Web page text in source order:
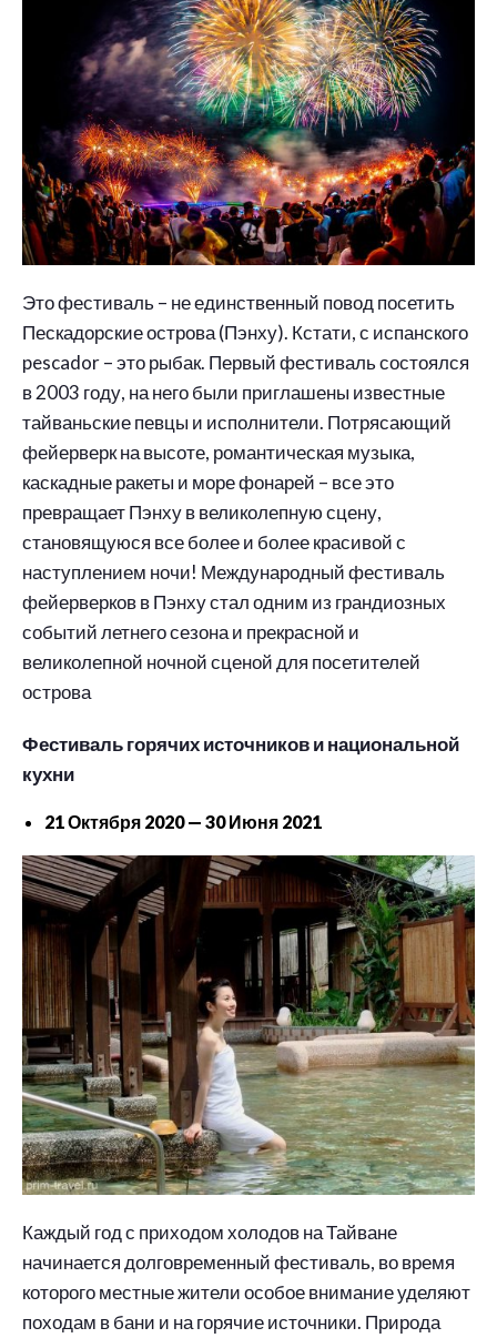
Это фестиваль – не единственный повод посетить
Пескадорские острова (Пэнху). Кстати, с испанского
pescador – это рыбак. Первый фестиваль состоялся
в 2003 году, на него были приглашены известные
тайваньские певцы и исполнители. Потрясающий
фейерверк на высоте, романтическая музыка,
каскадные ракеты и море фонарей – все это
превращает Пэнху в великолепную сцену,
становящуюся все более и более красивой с
наступлением ночи! Международный фестиваль
фейерверков в Пэнху стал одним из грандиозных
событий летнего сезона и прекрасной и
великолепной ночной сценой для посетителей
острова
Фестиваль горячих источников и национальной
кухни
21 Октября 2020 — 30 Июня 2021
Каждый год с приходом холодов на Тайване
начинается долговременный фестиваль, во время
которого местные жители особое внимание уделяют
походам в бани и на горячие источники. Природа